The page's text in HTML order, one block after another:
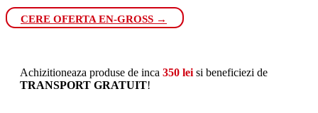
CERE OFERTA EN-GROSS →
Achizitioneaza produse de inca 350 lei si beneficiezi de
TRANSPORT GRATUIT!